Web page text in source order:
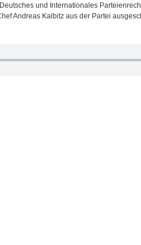
und Internationales
Andreas Kalbitz aus der Partei